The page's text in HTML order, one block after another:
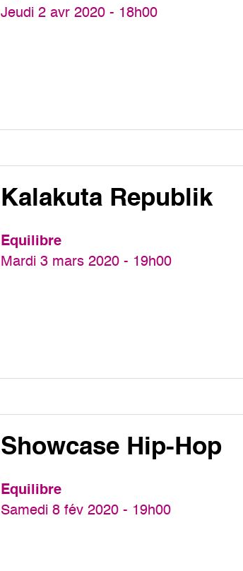
Jeudi 2 avr 2020 - 18h00
Kalakuta Republik
Equilibre
Mardi 3 mars 2020 - 19h00
Showcase Hip-Hop
Equilibre
Samedi 8 fév 2020 - 19h00